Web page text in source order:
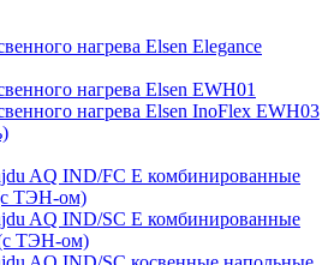
нагрева Elsen Elegance
нагрева Elsen EWH01
нагрева Elsen InoFlex EWH03
AQ IND/FC E комбинированные
ТЭН-ом)
AQ IND/SC E комбинированные
ТЭН-ом)